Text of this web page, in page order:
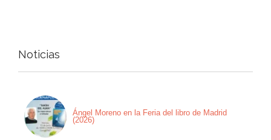
Noticias
Ángel Moreno en la Feria del libro de Madrid
(2026)